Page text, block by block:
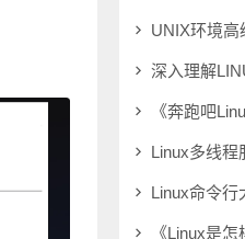
UNIX环境高级编
深入理解LINUX
《奔跑吧Linux内核（第2
Linux多线程服务端编程
Linux命令行大
《Linux是怎样工作